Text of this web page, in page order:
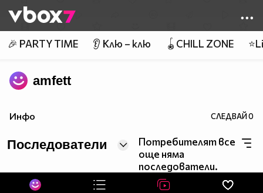
👾
🎉 PARTY TIME 👂 Клю – клю 🪀CHILL ZONE
amfett
Инфо СЛЕДВАЙ0
Последователи
Потребителят все
още няма
последователи.